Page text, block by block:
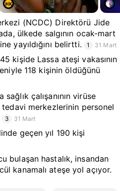
(NCDC) Direktörü Jide
ülkede salgının ocak-mart
yayıldığını belirtti.
1 31 Mart
kişide Lassa ateşi vakasının
118 kişinin öldüğünü
çalışanının virüse
tedavi merkezlerinin personel
3 31 Mart
geçen yıl 190 kişi
bulaşan hastalık, insandan
kanamalı ateşe yol açıyor.